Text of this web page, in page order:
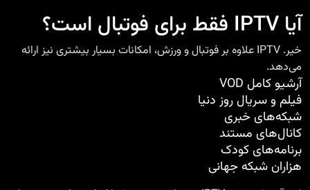
آیا IPTV فقط برای فوتبال است؟
خیر. IPTV علاوه بر فوتبال و ورزش، امکانات بسیار بیشتری نیز ارائه
می‌دهد.
آرشیو کامل VOD
فیلم و سریال روز دنیا
شبکه‌های خبری
کانال‌های مستند
برنامه‌های کودک
هزاران شبکه جهانی